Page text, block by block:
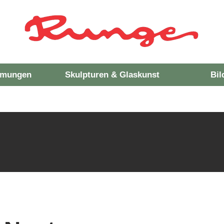
Skulpturen & Glaskunst